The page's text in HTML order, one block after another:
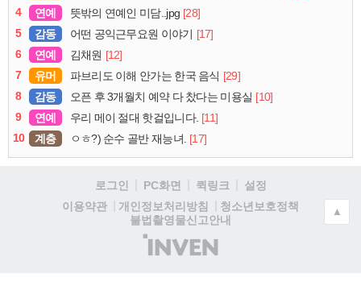
4
연예 뜻밖의 연예인 미담..jpg [28]
5
감동 어떤 공익근무요원 이야기
[17]
6
연예 김채원 [12]
7
유머 파브리도 이해 안가는 한국 음식 [29]
8
감동 오픈 후 3개월치 예약 다 찼다는 미용실 [10]
9
연예 우리 메이 절대 핫걸입니다. [11]
10
계층 ㅇㅎ?) 순수 골반 재능녀. [17]
로그인 PC화면 퀵링크
설정
이용약관
개인정보처리방침
청소년보호정책
불법촬영물신고안내
(주)
인
▲